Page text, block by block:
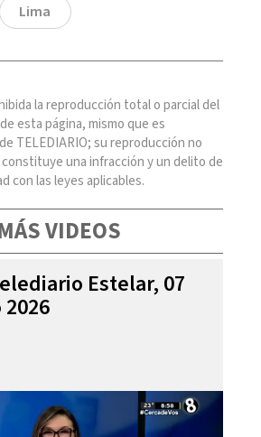
Lima
la reproducción total o parcial del
esta página, mismo que es
TELEDIARIO; su reproducción no
una infracción y un delito de
con las leyes aplicables.
VIDEOS
Estelar, 07